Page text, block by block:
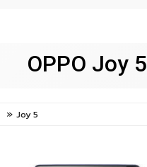
OPPO Joy 5
Joy 5